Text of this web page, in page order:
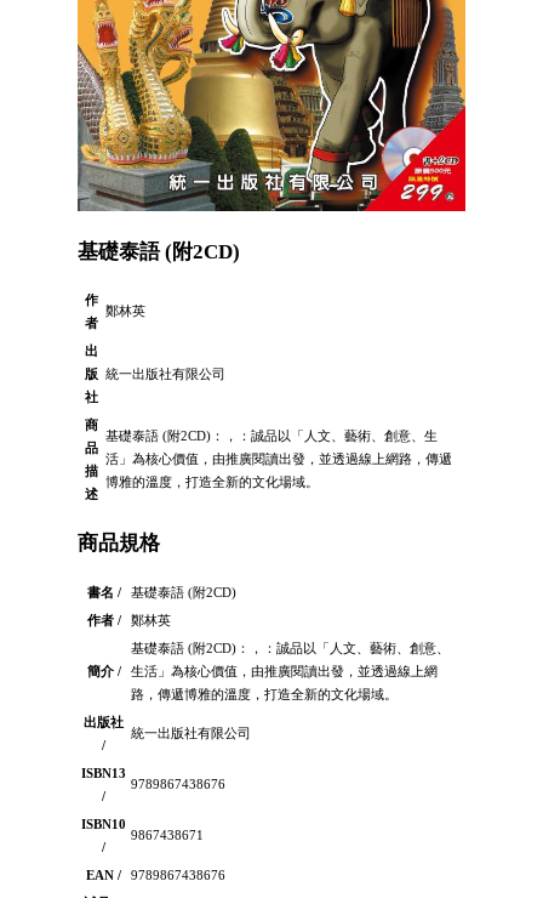
基礎泰語 (附2CD)
作
者
鄭林英
出
版
社
統一出版社有限公司
商
品
描
述
基礎泰語 (附2CD)：，：誠品以「人文、藝術、創意、生
活」為核心價值，由推廣閱讀出發，並透過線上網路，傳遞
博雅的溫度，打造全新的文化場域。
商品規格
書名 /
基礎泰語 (附2CD)
作者 /
鄭林英
簡介 /
基礎泰語 (附2CD)：，：誠品以「人文、藝術、創意、
生活」為核心價值，由推廣閱讀出發，並透過線上網
路，傳遞博雅的溫度，打造全新的文化場域。
出版社
/
統一出版社有限公司
ISBN13
/
9789867438676
ISBN10
/
9867438671
EAN /
9789867438676